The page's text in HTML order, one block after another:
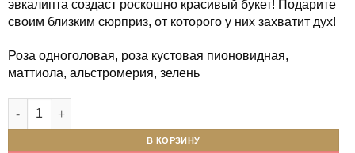
эвкалипта создаст роскошно красивый букет! Подарите
своим близким сюрприз, от которого у них захватит дух!
Роза одноголовая, роза кустовая пионовидная,
маттиола, альстромерия, зелень
Количество товара Букет "Благодарность"
В КОРЗИНУ